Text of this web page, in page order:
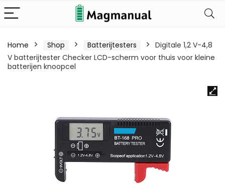
Home Shop Batterijtesters
Digitale 1,2 V-4,8
V batterijtester Checker LCD-scherm voor thuis voor kleine
batterijen knoopcel